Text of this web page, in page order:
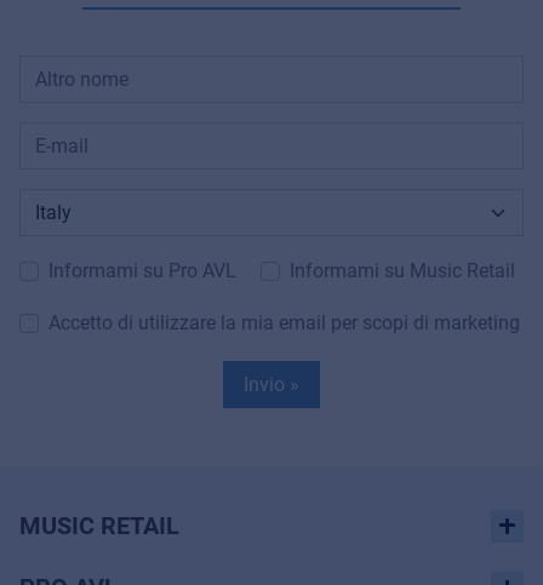
Informami su Pro AVL Informami su Music Retail
Accetto di utilizzare la mia email per scopi di marketing
Invio »
MUSIC RETAIL